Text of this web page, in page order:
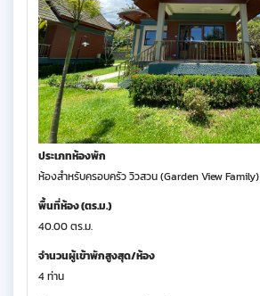
ประเภทห้องพัก
ห้องสำหรับครอบครัว วิวสวน (Garden View Family)
พื้นที่ห้อง (ตร.ม.)
40.00 ตร.ม.
จำนวนผู้เข้าพักสูงสุด/ห้อง
4 ท่าน